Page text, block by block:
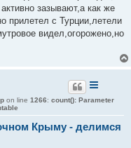
зазывают,а как же
прилетел с Турции,летели
видел,огорожено,но
on line 1266: count(): Parameter
Крыму - делимся